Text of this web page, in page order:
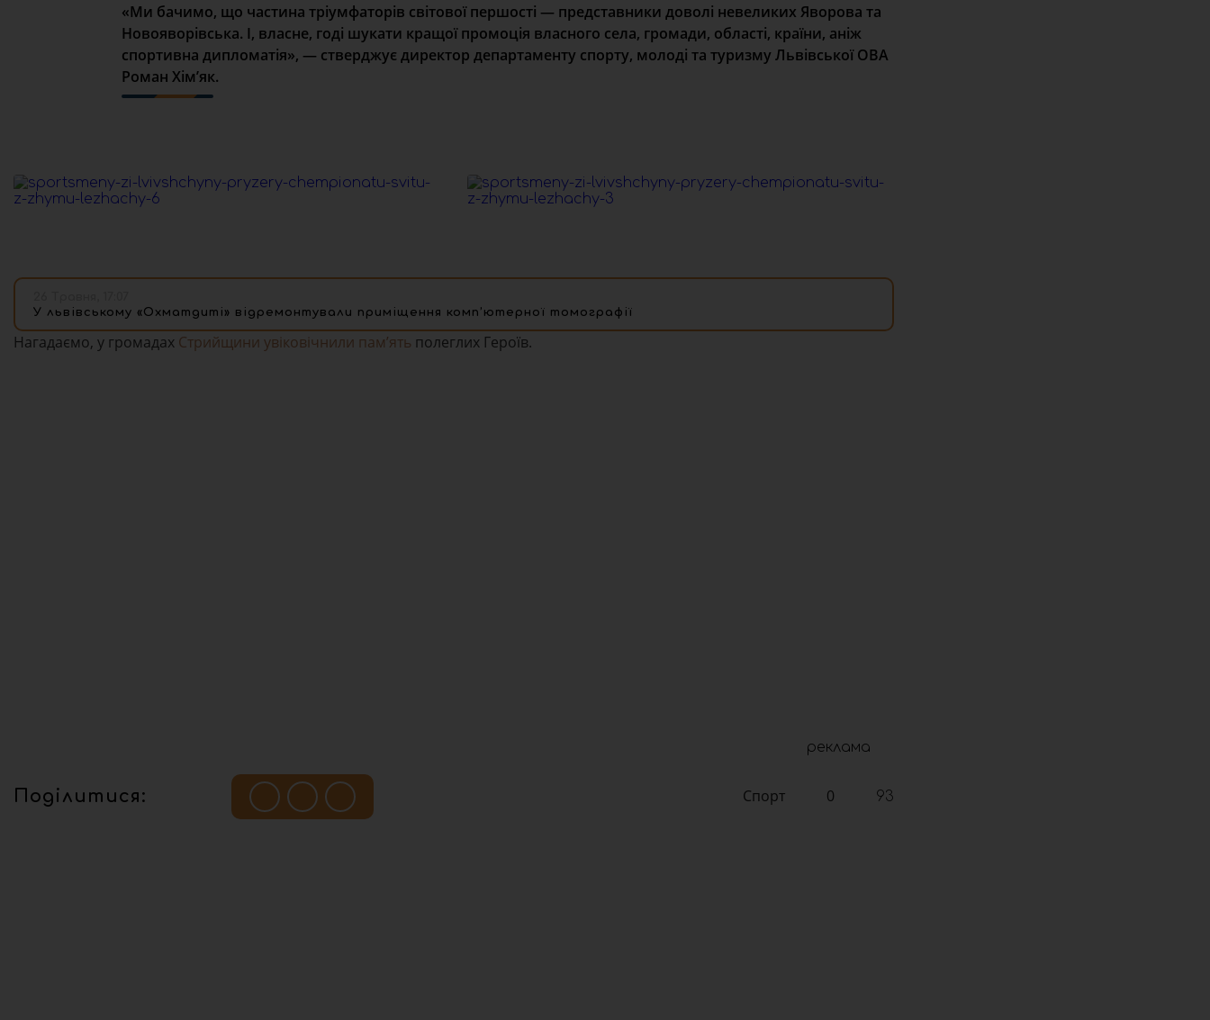
«Ми бачимо, що частина тріумфаторів світової першості — представники доволі невеликих Яворова та
Новояворівська. І, власне, годі шукати кращої промоція власного села, громади, області, країни, аніж
спортивна дипломатія», — стверджує директор департаменту спорту, молоді та туризму Львівської ОВА
Роман Хімʼяк.
У львівському «Охматдиті» відремонтували приміщення комп’ютерної томографії
Нагадаємо, у громадах Стрийщини увіковічнили памʼять полеглих Героїв.
реклама
Поділитися: Спорт 0 93